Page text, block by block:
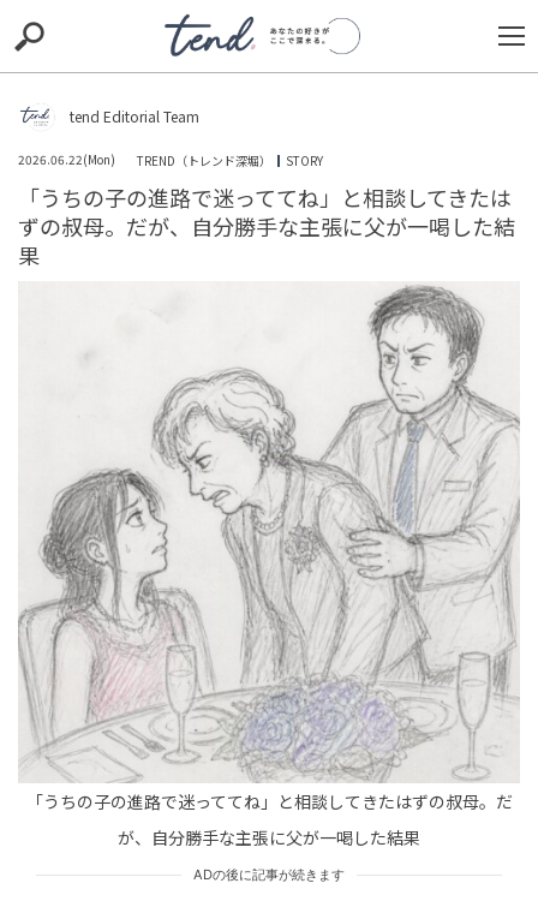
trill nordot RECOMMEND ARENA TOP
「もう皮肉だろこれ」「このタイミングではやらない」
とネットで物議に。阿部慎之助前監督の家族間トラブル
による辞任騒動直後に...
HUMAN（話題の人）
ENTERTAINMENT
tend Editorial Team
赤ちゃんをそのまま洗える育児アイテムが画期的だっ
た！シャワーに直行できるアイテムが便利すぎた！
未分類
tend Editorial Team
「ずいぶん薄い生地の服ね」娘の服装を鼻で笑うボスマ
TREND（トレンド深堀）
STORY
tend Editorial Team
tend Editorial Team
2026.06.22(Mon) TREND（トレンド深堀） STORY
「うちの子の進路で迷っててね」と相談してきたは
ずの叔母。だが、自分勝手な主張に父が一喝した結
果
「うちの子の進路で迷っててね」と相談してきたはずの叔母。だ
が、自分勝手な主張に父が一喝した結果
ADの後に記事が続きます